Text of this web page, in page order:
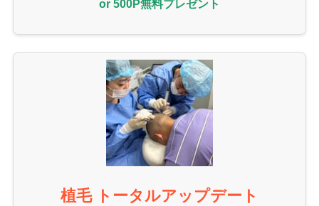
or 500P無料プレゼント
植毛 トータルアップデート